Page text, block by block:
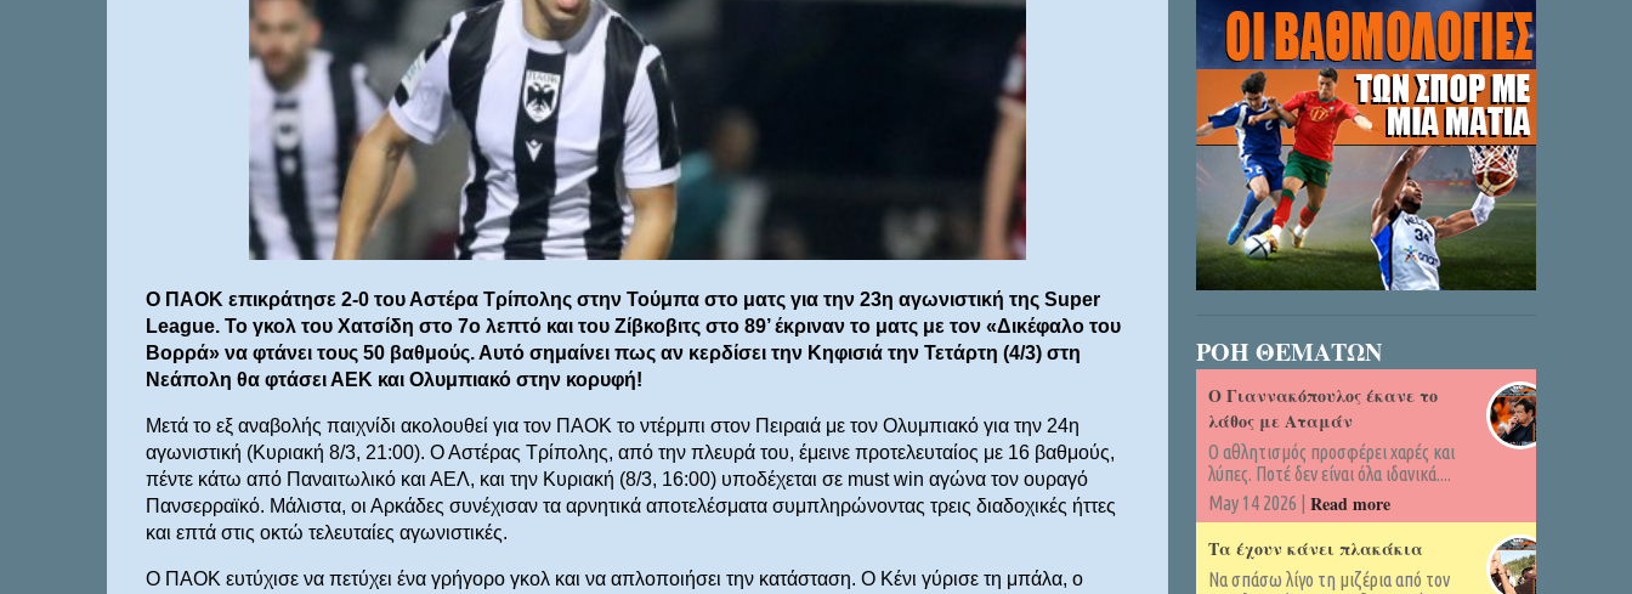
Ο ΠΑΟΚ επικράτησε 2-0 του Αστέρα Τρίπολης στην Τούμπα στο ματς για την 23η αγωνιστική της Super
League. Το γκολ του Χατσίδη στο 7ο λεπτό και του Ζίβκοβιτς στο 89’ έκριναν το ματς με τον «Δικέφαλο του
Βορρά» να φτάνει τους 50 βαθμούς. Αυτό σημαίνει πως αν κερδίσει την Κηφισιά την Τετάρτη (4/3) στη
Νεάπολη θα φτάσει ΑΕΚ και Ολυμπιακό στην κορυφή!
Μετά το εξ αναβολής παιχνίδι ακολουθεί για τον ΠΑΟΚ το ντέρμπι στον Πειραιά με τον Ολυμπιακό για την 24η
αγωνιστική (Κυριακή 8/3, 21:00). Ο Αστέρας Τρίπολης, από την πλευρά του, έμεινε προτελευταίος με 16 βαθμούς,
πέντε κάτω από Παναιτωλικό και ΑΕΛ, και την Κυριακή (8/3, 16:00) υποδέχεται σε must win αγώνα τον ουραγό
Πανσερραϊκό. Μάλιστα, οι Αρκάδες συνέχισαν τα αρνητικά αποτελέσματα συμπληρώνοντας τρεις διαδοχικές ήττες
και επτά στις οκτώ τελευταίες αγωνιστικές.
Ο ΠΑΟΚ ευτύχισε να πετύχει ένα γρήγορο γκολ και να απλοποιήσει την κατάσταση. Ο Κένι γύρισε τη μπάλα, ο
ΡΟΗ ΘΕΜΑΤΩΝ
Ο Γιαννακόπουλος έκανε το
λάθος με Αταμάν
Ο αθλητισμός προσφέρει χαρές και
λύπες. Ποτέ δεν είναι όλα ιδανικά....
May 14 2026 | Read more
Τα έχουν κάνει πλακάκια
Να σπάσω λίγο τη μιζέρια από τον